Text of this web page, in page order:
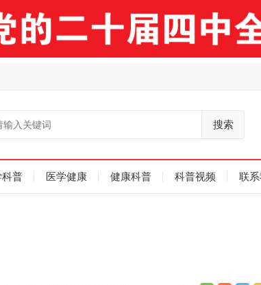
搜索
科普 医学健康 健康科普 科普视频 联